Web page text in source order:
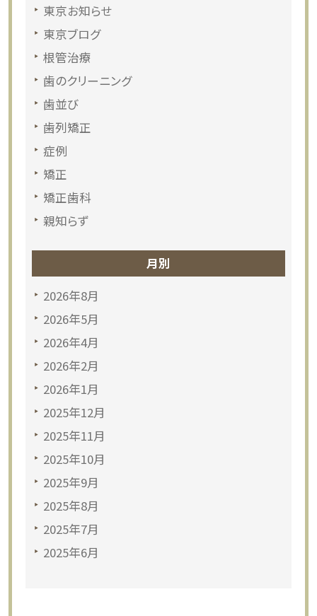
東京お知らせ
東京ブログ
根管治療
歯のクリーニング
歯並び
歯列矯正
症例
矯正
矯正歯科
親知らず
月別
2026年8月
2026年5月
2026年4月
2026年2月
2026年1月
2025年12月
2025年11月
2025年10月
2025年9月
2025年8月
2025年7月
2025年6月